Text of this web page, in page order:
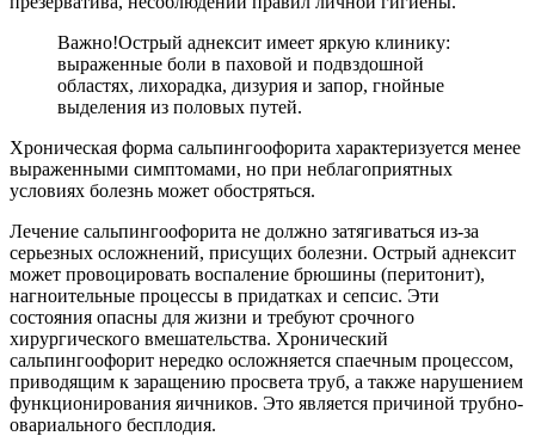
Важно!Острый аднексит имеет яркую клинику:
выраженные боли в паховой и подвздошной
областях, лихорадка, дизурия и запор, гнойные
выделения из половых путей.
Хроническая форма сальпингоофорита характеризуется менее
выраженными симптомами, но при неблагоприятных
условиях болезнь может обостряться.
Лечение сальпингоофорита не должно затягиваться из-за
серьезных осложнений, присущих болезни. Острый аднексит
может провоцировать воспаление брюшины (перитонит),
нагноительные процессы в придатках и сепсис. Эти
состояния опасны для жизни и требуют срочного
хирургического вмешательства. Хронический
сальпингоофорит нередко осложняется спаечным процессом,
приводящим к заращению просвета труб, а также нарушением
функционирования яичников. Это является причиной трубно-
овариального бесплодия.